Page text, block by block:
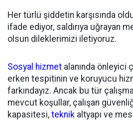
Her türlü şiddetin karşısında
ifade ediyor, saldırıya uğrayan
olsun dileklerimizi iletiyoruz.
Sosyal hizmet alanında önleyici
erken tespitinin ve koruyucu
farkındayız. Ancak bu tür
mevcut koşullar, çalışan
kapasitesi, teknik altyapı ve